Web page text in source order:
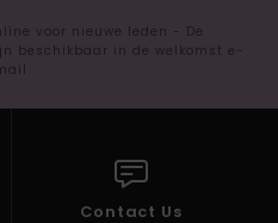
voor nieuwe leden - De
beschikbaar in de welkomst e-
Contact Us